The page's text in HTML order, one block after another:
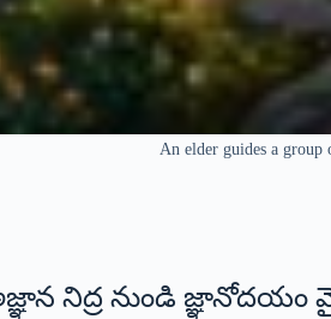
An elder guides a group
నిద్ర నుండి జ్ఞానోదయం